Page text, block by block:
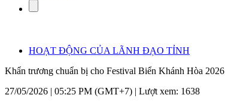
HOẠT ĐỘNG CỦA LÃNH ĐẠO TỈNH
Khẩn trương chuẩn bị cho Festival Biển Khánh Hòa 2026
27/05/2026 | 05:25 PM (GMT+7) | Lượt xem: 1638